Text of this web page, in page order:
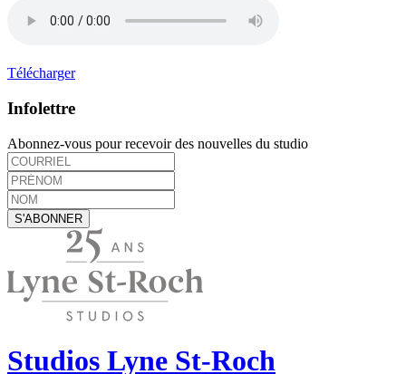
Télécharger
Infolettre
Abonnez-vous pour recevoir des nouvelles du studio
Studios Lyne St-Roch